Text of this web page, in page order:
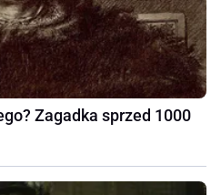
Zagadka sprzed 1000